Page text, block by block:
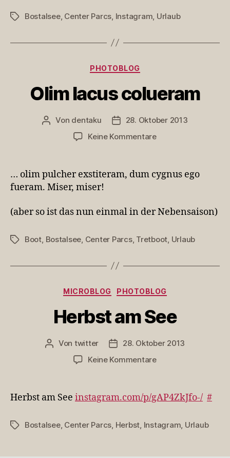
Schlagwörter
Bostalsee, Center Parcs Instagram Urlaub
Kategorien
PHOTOBLOG
Olim lacus colueram
Beitragsautor
Von dentaku Veröffentlichungsdatum
28. Oktober 2013
Keine Kommentarezu
colueram
… olim pulcher exstiteram, dum cygnus ego
fueram. Miser, miser!
(aber so ist das nun einmal in der Nebensaison)
Schlagwörter
Boot Bostalsee Center Parcs, Tretboot Urlaub
Kategorien
MICROBLOG PHOTOBLOG
Herbst am See
Beitragsautor
Von twitter Veröffentlichungsdatum
28. Oktober 2013
Keine Kommentarezu
See
Herbst am See instagram.com/p/gAP4ZkJfo-/ #
Schlagwörter
Bostalsee, Center Parcs, Herbst, Instagram, Urlaub